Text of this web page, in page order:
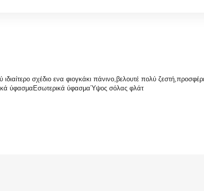
σχέδιο ενα φιογκάκι πάνινο,βελουτέ πολύ
ύφασμαΕσωτερικά ύφασμαΎψος σόλας φλάτ